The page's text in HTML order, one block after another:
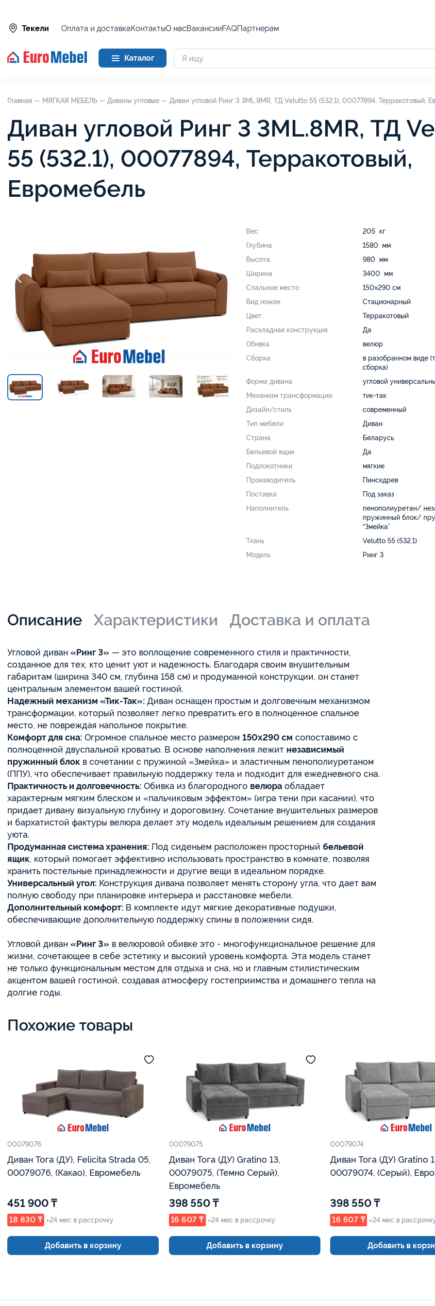
Текели Оплата и доставкаКонтактыО насВакансииFAQПартнерам
Каталог
Главная — МЯГКАЯ МЕБЕЛЬ — Диваны угловые — Диван угловой Ринг 3 3ML.8MR, ТД Velutto 55 (532.1), 00077894, Терракотовый,
Диван угловой Ринг 3 3ML.8MR, ТД
55 (532.1), 00077894, Терракотовый,
Евромебель
Вес
205 кг
Глубина
1580 мм
Высота
980 мм
Ширина
3400 мм
Спальное место
150х290 см
Вид ножек
Стационарный
Цвет
Терракотовый
Раскладная конструкция
Да
Обивка
велюр
Сборка
в разобранном виде
сборка)
Форма дивана
угловой
Механизм трансформации
тик-так
Дизайн/стиль
современный
Тип мебели
Диван
Страна
Беларусь
Бельевой ящик
Да
Подлокотники
мягкие
Производитель
Пинскдрев
Поставка
Под заказ
Наполнитель
пенополиуретан/
пружинный блок/
“Змейка”
Ткань
Velutto 55 (532.1)
Модель
Ринг 3
Описание Характеристики Доставка и оплата
Угловой диван «Ринг 3» — это воплощение современного стиля и практичности,
созданное для тех, кто ценит уют и надежность. Благодаря своим внушительным
габаритам (ширина 340 см, глубина 158 см) и продуманной конструкции, он станет
центральным элементом вашей гостиной.
Надежный механизм «Тик-Так»: Диван оснащен простым и долговечным механизмом
трансформации, который позволяет легко превратить его в полноценное спальное
место, не повреждая напольное покрытие.
Комфорт для сна: Огромное спальное место размером 150х290 см сопоставимо с
полноценной двуспальной кроватью. В основе наполнения лежит независимый
пружинный блок в сочетании с пружиной «Змейка» и эластичным пенополиуретаном
(ППУ), что обеспечивает правильную поддержку тела и подходит для ежедневного сна.
Практичность и долговечность: Обивка из благородного велюра обладает
характерным мягким блеском и «пальчиковым эффектом» (игра тени при касании), что
придает дивану визуальную глубину и дороговизну. Сочетание внушительных размеров
и бархатистой фактуры велюра делает эту модель идеальным решением для создания
уюта.
Продуманная система хранения: Под сиденьем расположен просторный бельевой
ящик, который помогает эффективно использовать пространство в комнате, позволяя
хранить постельные принадлежности и другие вещи в идеальном порядке.
Универсальный угол: Конструкция дивана позволяет менять сторону угла, что дает вам
полную свободу при планировке интерьера и расстановке мебели.
Дополнительный комфорт: В комплекте идут мягкие декоративные подушки,
обеспечивающие дополнительную поддержку спины в положении сидя.
Угловой диван «Ринг 3» в велюровой обивке это - многофункциональное решение для
жизни, сочетающее в себе эстетику и высокий уровень комфорта. Эта модель станет
не только функциональным местом для отдыха и сна, но и главным стилистическим
акцентом вашей гостиной, создавая атмосферу гостеприимства и домашнего тепла на
долгие годы.
Похожие товары
00079076
Диван Тога (ДУ), Felicita Strada 05,
00079076, (Какао), Евромебель
451 900 ₸
18 830 ₸ ×24 мес в рассрочку
Добавить в корзину
00079075
Диван Тога (ДУ) Gratino 13,
00079075, (Темно Серый),
Евромебель
398 550 ₸
16 607 ₸ ×24 мес в рассрочку
Добавить в корзину
00079074
Диван Тога (ДУ) Gratino 13,
00079074, (Серый),
398 550 ₸
16 607 ₸ ×24 мес в
Добавить в